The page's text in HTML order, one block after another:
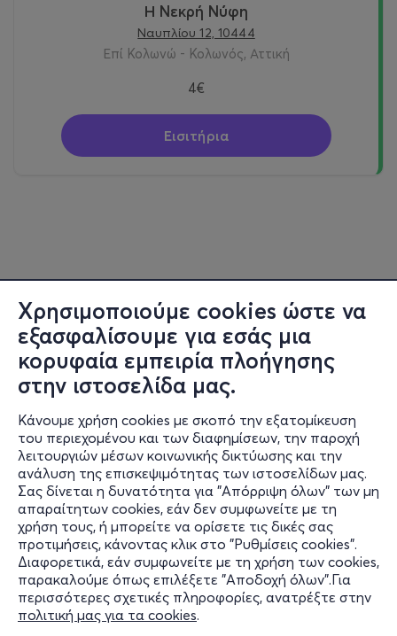
Χρησιμοποιούμε cookies ώστε να
εξασφαλίσουμε για εσάς μια
κορυφαία εμπειρία πλοήγησης
στην ιστοσελίδα μας.
Κάνουμε χρήση cookies με σκοπό την εξατομίκευση
του περιεχομένου και των διαφημίσεων, την παροχή
λειτουργιών μέσων κοινωνικής δικτύωσης και την
ανάλυση της επισκεψιμότητας των ιστοσελίδων μας.
Σας δίνεται η δυνατότητα για "Απόρριψη όλων" των μη
απαραίτητων cookies, εάν δεν συμφωνείτε με τη
χρήση τους, ή μπορείτε να ορίσετε τις δικές σας
προτιμήσεις, κάνοντας κλικ στο "Ρυθμίσεις cookies".
Διαφορετικά, εάν συμφωνείτε με τη χρήση των cookies,
παρακαλούμε όπως επιλέξετε "Αποδοχή όλων".Για
περισσότερες σχετικές πληροφορίες, ανατρέξτε στην
πολιτική μας για τα cookies.
Η Νεκρή Νύφη
Ναυπλίου 12, 10444
Επί Κολωνώ - Κολωνός, Αττική
4€
Εισιτήρια
Πληροφορίες
Υποστήριξη
Stay Connected